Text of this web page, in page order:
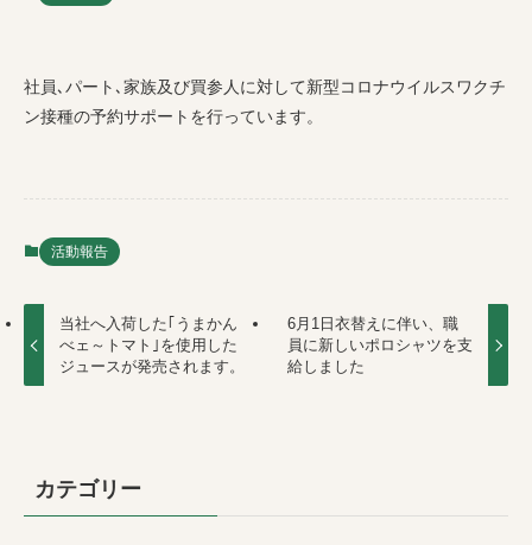
社員､パート､家族及び買参人に対して新型コロナウイルスワクチ
ン接種の予約サポートを行っています。
活動報告
当社へ入荷した｢うまかん
べェ～トマト｣を使用した
ジュースが発売されます。
6月1日衣替えに伴い、職
員に新しいポロシャツを支
給しました
カテゴリー